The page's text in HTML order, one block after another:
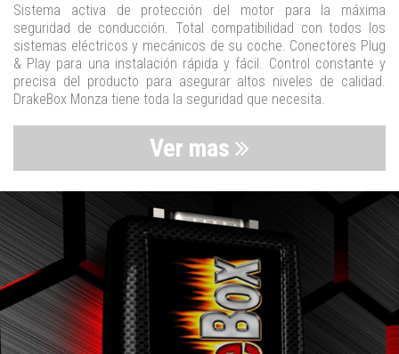
Sistema activa de protección del motor para la máxima
seguridad de conducción. Total compatibilidad con todos los
sistemas eléctricos y mecánicos de su coche. Conectores Plug
& Play para una instalación rápida y fácil. Control constante y
precisa del producto para asegurar altos niveles de calidad.
DrakeBox Monza tiene toda la seguridad que necesita.
Ver mas